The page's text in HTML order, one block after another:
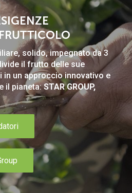
solido, impegnato da 3
il frutto delle sue
in un approccio innovativo e
il pianeta:STAR GROUP,